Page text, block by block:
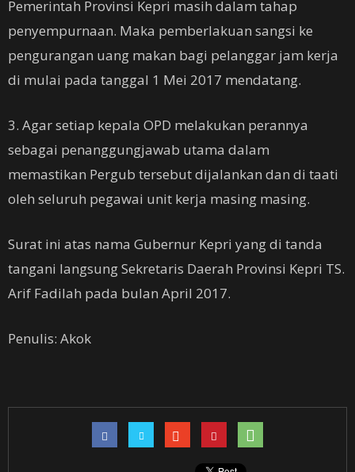
Pemerintah Provinsi Kepri masih dalam tahap
penyempurnaan. Maka pemberlakuan sangsi ke
pengurangan uang makan bagi pelanggar jam kerja
di mulai pada tanggal 1 Mei 2017 mendatang.
3. Agar setiap kepala OPD melakukan perannya
sebagai penanggungjawab utama dalam
memastikan Pergub tersebut dijalankan dan di taati
oleh seluruh pegawai unit kerja masing masing.
Surat ini atas nama Gubernur Kepri yang di tanda
tangani langsung Sekretaris Daerah Provinsi Kepri TS.
Arif Fadilah pada bulan April 2017.
Penulis: Akok